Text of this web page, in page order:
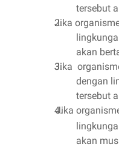
tersebut
Jika
akan
Jika
dengan
tersebut
Jika
akan